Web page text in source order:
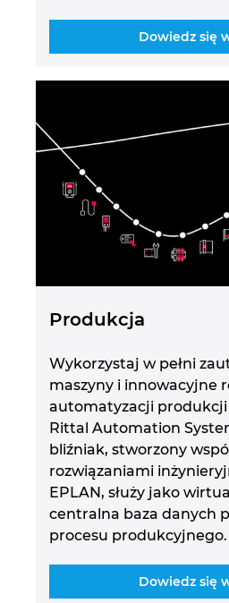
Dowiedz się
Produkcja
Wykorzystaj w pełni
maszyny i innowacyjne
automatyzacji
Rittal Automation
bliźniak, stworzony
rozwiązaniami
EPLAN, służy jako
centralna baza danych
procesu produkcyjnego.
Dowiedz się